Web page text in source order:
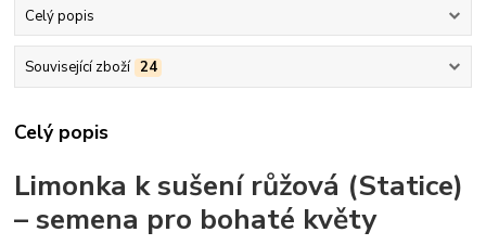
Celý popis
Související zboží 24
Celý popis
Limonka k sušení růžová (Statice)
– semena pro bohaté květy